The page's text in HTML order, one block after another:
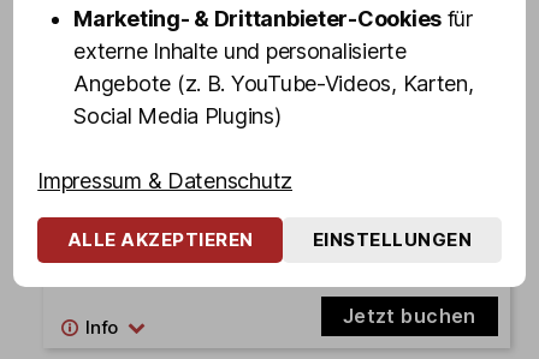
Olivia Ahoi! Hamburgs schrille Party-
Hafenrundfahrt mit OLIVIA JONES und Familie
Jetzt buchen
16:45 - 18:25
Kult-Kieztour mit Türsteher DENNIS SCHMIDT
[Start: Olivias Show Club]
Jetzt buchen
Marketing- & Drittanbieter-Cookies für
externe Inhalte und personalisierte
Angebote (z. B. YouTube-Videos, Karten,
Social Media Plugins)
Impressum & Datenschutz
ALLE AKZEPTIEREN EINSTELLUNGEN